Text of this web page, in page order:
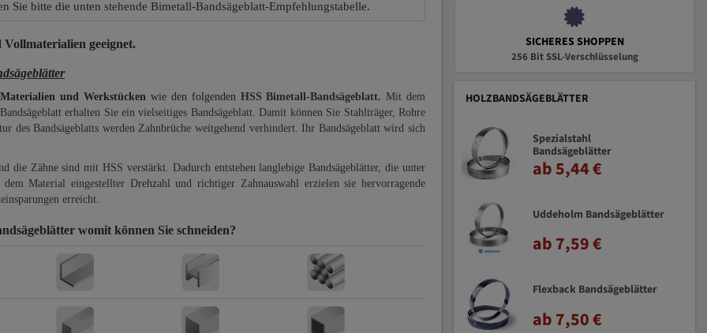
Sie bitte die unten stehende Bimetall-Bandsägeblatt-Empfehlungstabelle.
geeignet.
und Werkstücken wie den folgenden HSS Bimetall-Bandsägeblatt. Mit dem
erhalten Sie ein vielseitiges Bandsägeblatt. Damit können Sie Stahlträger, Rohre
des Bandsägeblatts werden Zahnbrüche weitgehend verhindert. Ihr Bandsägeblatt wird sich
die Zähne sind mit HSS verstärkt. Dadurch entstehen langlebige Bandsägeblätter, die unter
Material eingestellter Drehzahl und richtiger Zahnauswahl erzielen sie hervorragende
erreicht.
womit können Sie schneiden?
SICHERES SHOPPEN
256 Bit SSL-Verschlüsselung
HOLZBANDSÄGEBLÄTTER
Spezialstahl
Bandsägeblätter
ab 5,44 €
Uddeholm Bandsägeblätter
ab 7,59 €
Flexback Bandsägeblätter
ab 7,50 €